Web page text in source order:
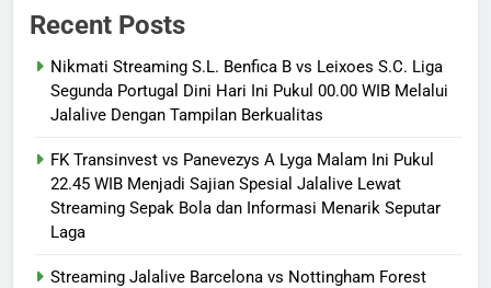
Recent Posts
Nikmati Streaming S.L. Benfica B vs Leixoes S.C. Liga
Segunda Portugal Dini Hari Ini Pukul 00.00 WIB Melalui
Jalalive Dengan Tampilan Berkualitas
FK Transinvest vs Panevezys A Lyga Malam Ini Pukul
22.45 WIB Menjadi Sajian Spesial Jalalive Lewat
Streaming Sepak Bola dan Informasi Menarik Seputar
Laga
Streaming Jalalive Barcelona vs Nottingham Forest